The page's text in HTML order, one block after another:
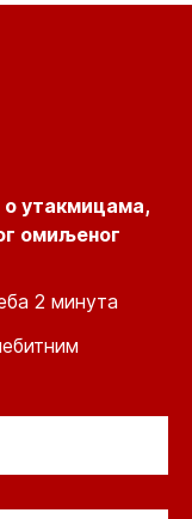
о утакмицама,
омиљеног
2 минута